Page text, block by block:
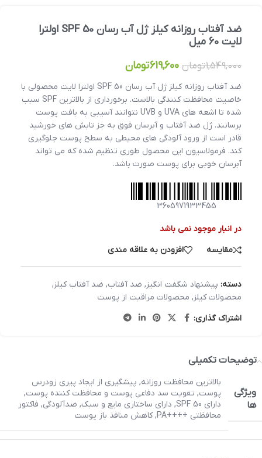
ضد آفتاب روزانه کیلز ژل آب رسان SPF 50 اولترا
لایت 60 میل
1,549,000تومان 619,600تومان
ضد آفتاب روزانه کیلز ژل آب رسان SPF 50 اولترا لایت محصولی با
خاصیت محافظت کنندگی بالاست. برخورداری از بالاترین SPF سبب
شده تا اشعه های UVA و UVB نتوانند آسیبی به بافت پوست
برسانند. ژل ضد آفتاب و آبرسان فوق به جز تابش های خورشید
قادر است از ورود آلودگی های محیطی به سطح پوست جلوگیری
کند. فرمولاسیون این محصول طوری تنظیم شده که می تواند
آبرسان خوبی برای پوست صورت باشد.
3605971933455
در انبار موجود نمی باشد
مقایسه
افزودن به علاقه مندی
دسته: پیشنهاد شگفت انگیز, ضد آفتاب, ضد آفتاب کیلز,
محصولات کیلز, محصولات مراقبت از پوست
اشتراک گذاری:
توضیحات تکمیلی
ویژگی
ها
بالاترین محافظت روزانه, پیشگیری از ایجاد پیری زودرس
پوست, تقویت سد دفاعی پوست و محافظت کننده پوست,
دارای SPF 50
, دارای ساختاری مایع و سبک, ضدآلودگی, فاکتور
محافظتی ++++PA
,کاهش منافذ باز پوست